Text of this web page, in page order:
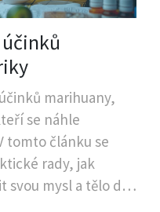
marihuany,
se náhle
tomto článku se
rady, jak
svou mysl a tělo do